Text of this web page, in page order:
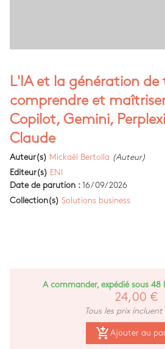
L'IA et la génération de
comprendre et
Copilot, Gemini,
Claude
Auteur(s) Mickaël Bertolla (Auteur)
Editeur(s) ENI
Date de parution : 16/09/2026
Collection(s) Solutions business
A commander, expédié sous 48
24,00 €
Tous les prix incluent
add_shopping_cart Ajouter au